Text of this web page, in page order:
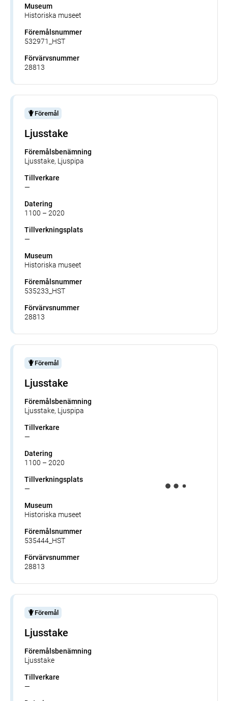
Museum
Historiska museet
Föremålsnummer
532971_HST
Förvärvsnummer
28813
Föremål
Ljusstake
Föremålsbenämning
Ljusstake, Ljuspipa
Tillverkare
—
Datering
1100 – 2020
Tillverkningsplats
—
Museum
Historiska museet
Föremålsnummer
535233_HST
Förvärvsnummer
28813
Föremål
Ljusstake
Föremålsbenämning
Ljusstake, Ljuspipa
Tillverkare
—
Datering
1100 – 2020
Tillverkningsplats
—
Museum
Historiska museet
Föremålsnummer
535444_HST
Förvärvsnummer
28813
Föremål
Ljusstake
Föremålsbenämning
Ljusstake
Tillverkare
—